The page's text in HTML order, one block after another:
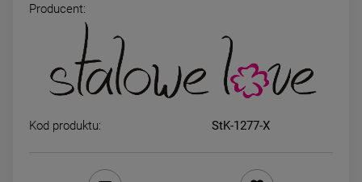
Producent:
Kod produktu: StK-1277-X